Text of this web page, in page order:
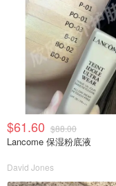
$61.60 $88.00
Lancome 保湿粉底液
David Jones